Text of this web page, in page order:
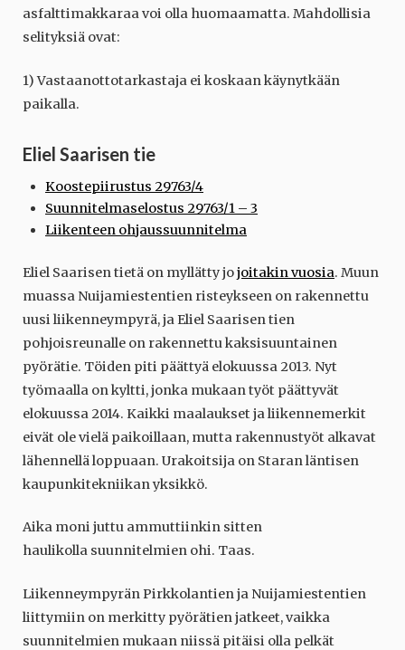
asfalttimakkaraa voi olla huomaamatta. Mahdollisia
selityksiä ovat:
1) Vastaanottotarkastaja ei koskaan käynytkään
paikalla.
Eliel Saarisen tie
Koostepiirustus 29763/4
Suunnitelmaselostus 29763/1 – 3
Liikenteen ohjaussuunnitelma
Eliel Saarisen tietä on myllätty jojoitakin vuosia. Muun
muassa Nuijamiestentien risteykseen on rakennettu
uusi liikenneympyrä, ja Eliel Saarisen tien
pohjoisreunalle on rakennettu kaksisuuntainen
pyörätie. Töiden piti päättyä elokuussa 2013. Nyt
työmaalla on kyltti, jonka mukaan työt päättyvät
elokuussa 2014. Kaikki maalaukset ja liikennemerkit
eivät ole vielä paikoillaan, mutta rakennustyöt alkavat
lähennellä loppuaan. Urakoitsija on Staran läntisen
kaupunkitekniikan yksikkö.
Aika moni juttu ammuttiinkin sitten
haulikolla suunnitelmien ohi. Taas.
Liikenneympyrän Pirkkolantien ja Nuijamiestentien
liittymiin on merkitty pyörätien jatkeet, vaikka
suunnitelmien mukaan niissä pitäisi olla pelkät